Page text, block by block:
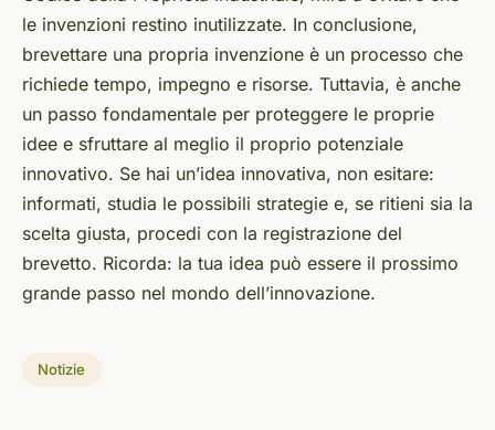
le invenzioni restino inutilizzate. In conclusione,
brevettare una propria invenzione è un processo che
richiede tempo, impegno e risorse. Tuttavia, è anche
un passo fondamentale per proteggere le proprie
idee e sfruttare al meglio il proprio potenziale
innovativo. Se hai un’idea innovativa, non esitare:
informati, studia le possibili strategie e, se ritieni sia la
scelta giusta, procedi con la registrazione del
brevetto. Ricorda: la tua idea può essere il prossimo
grande passo nel mondo dell’innovazione.
Notizie